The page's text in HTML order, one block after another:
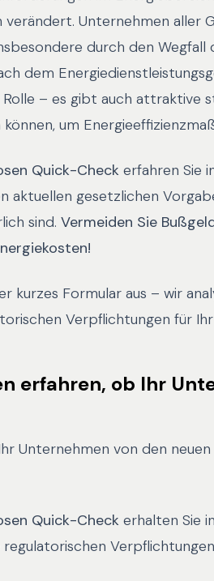
Unternehmen aller
durch den Wegfall
dem
– es gibt auch attraktive
um
Quick-Check erfahren Sie
aktuellen gesetzlichen
sind. Vermeiden Sie
kurzes Formular aus – wir
Verpflichtungen für
erfahren, ob Ihr
Unternehmen von den
Quick-Check erhalten Sie
regulatorischen